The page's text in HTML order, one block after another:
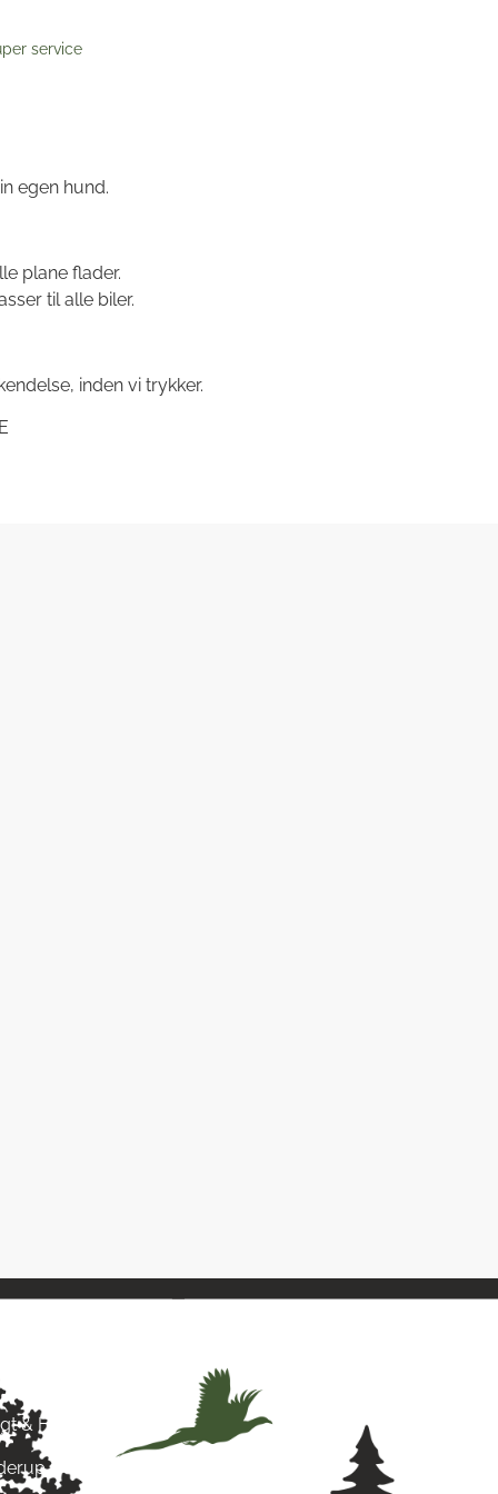
service
egen hund.
plane flader.
til alle biler.
inden vi trykker.
Hund
& Hund